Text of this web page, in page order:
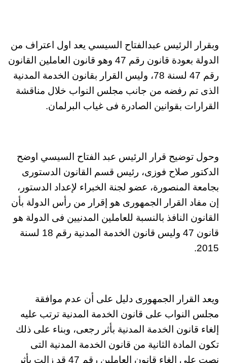
وبقرار الرئيس عبدالفتاح السيسي يعد اول اعتراف من
الدولة بعودة قانون رقم 47 وهو قانون العاملين القانون
رقم 47 لسنة 78، وليس القرار بقانون الخدمة المدنية
الذى تم رفضه من جانب مجلس النواب خلال مناقشة
القرارات بقوانين الصادرة فى غياب البرلمان.
وحول توضيح قرار الرئيس عبد الفتاح السيسي اوضح
الدكتور صلاح فوزى، رئيس قسم القانون الدستورى
بجامعة المنصورة، عضو لجنة الخبراء لإعداد الدستور،
إن مفاد القرار الجمهورى هو إقرار من رأس الدولة بأن
القانون النافذ بالنسبة للعاملين المدنيين فى الدولة هو
قانون 47 وليس قانون الخدمة المدنية رقم 18 لسنة
2015.
ويعد القرار الجمهورى دليل على أن عدم موافقة
مجلس النواب على قانون الخدمة المدنية ترتب عليه
إلغاء قانون الخدمة المدنية بأثر رجعى، وبناء على ذلك
تكون المادة الثانية من قانون الخدمة المدنية التى
نصت على إلغاء قانون العاملين رقم 47 قد زالت بأثر